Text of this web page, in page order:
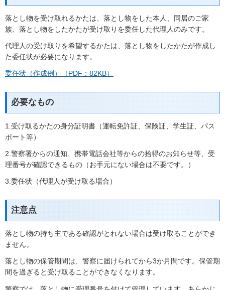
落とし物を受け取れるかたは、落とし物をした本人、同居のご家
族、落とし物をしたかたが受け取りを委任した代理人のみです。
代理人の受け取りを希望するかたは、落とし物をしたかたが作成し
た委任状が必要になります。
委任状（作成例）（PDF：82KB）
必要なもの
1.受け取るかたの身分証明書（運転免許証、保険証、学生証、パス
ポート等）
2.警察署からの通知、携帯電話会社等からの拾得のお知らせ等、受
理番号が確認できるもの（お手元にない場合は不要です。）
3.委任状（代理人が受け取る場合）
注意点
落とし物の持ち主である確認がとれない場合は受け取ることができ
ません。
落とし物の保管期間は、警察に届けられてから3か月間です。保管期
間を過ぎると受け取ることができなくなります。